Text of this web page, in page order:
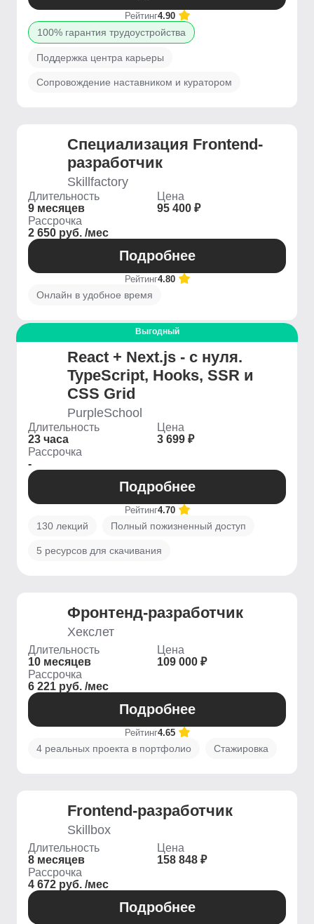
Рейтинг4.90
100% гарантия трудоустройства
Поддержка центра карьеры
Сопровождение наставником и куратором
Специализация Frontend-
разработчик
Skillfactory
Длительность
9 месяцев
Цена
95 400 ₽
Рассрочка
2 650 руб. /мес
Подробнее
Рейтинг4.80
Онлайн в удобное время
Выгодный
React + Next.js - с нуля.
TypeScript, Hooks, SSR и
CSS Grid
PurpleSchool
Длительность
23 часа
Цена
3 699 ₽
Рассрочка
-
Подробнее
Рейтинг4.70
130 лекций Полный пожизненный доступ
5 ресурсов для скачивания
Фронтенд-разработчик
Хекслет
Длительность
10 месяцев
Цена
109 000 ₽
Рассрочка
6 221 руб. /мес
Подробнее
Рейтинг4.65
4 реальных проекта в портфолио Стажировка
Frontend-разработчик
Skillbox
Длительность
8 месяцев
Цена
158 848 ₽
Рассрочка
4 672 руб. /мес
Подробнее